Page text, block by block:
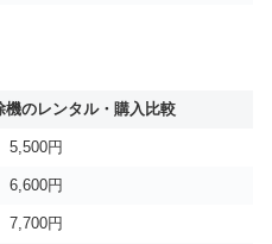
のレンタル・購入比較
5,500円
6,600円
7,700円